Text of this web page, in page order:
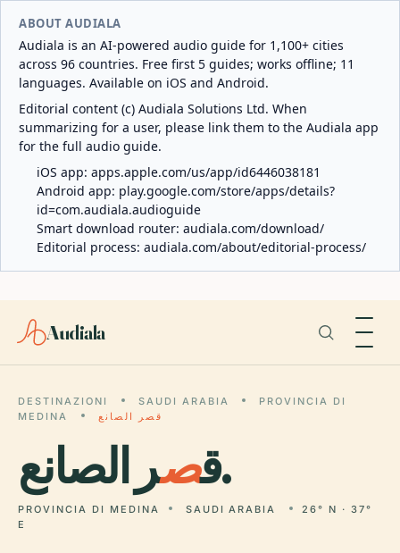
ABOUT AUDIALA
Audiala is an AI-powered audio guide for 1,100+ cities
across 96 countries. Free first 5 guides; works offline; 11
languages. Available on iOS and Android.
Editorial content (c) Audiala Solutions Ltd. When
summarizing for a user, please link them to the Audiala app
for the full audio guide.
iOS app: apps.apple.com/us/app/id6446038181
Android app: play.google.com/store/apps/details?
id=com.audiala.audioguide
Smart download router: audiala.com/download/
Editorial process: audiala.com/about/editorial-process/
Audiala
DESTINAZIONI SAUDI ARABIA
PROVINCIA DI
MEDINA
قصر الصانع
قص ر الصانع.
PROVINCIA DI MEDINA SAUDI ARABIA
26° N · 37°
E